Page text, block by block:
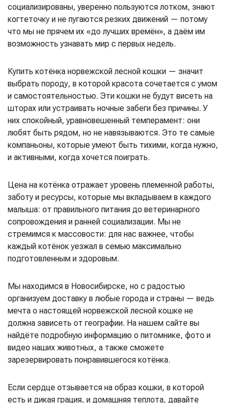
социализированы, уверенно пользуются лотком, знают
когтеточку и не пугаются резких движений — потому
что мы не прячем их «до лучших времён», а даём им
возможность узнавать мир с первых недель.
Купить котёнка норвежской лесной кошки — значит
выбрать породу, в которой красота сочетается с умом
и самостоятельностью. Эти кошки не будут висеть на
шторах или устраивать ночные забеги без причины. У
них спокойный, уравновешенный темперамент: они
любят быть рядом, но не навязываются. Это те самые
компаньоны, которые умеют быть тихими, когда нужно,
и активными, когда хочется поиграть.
Цена на котёнка отражает уровень племенной работы,
заботу и ресурсы, которые мы вкладываем в каждого
малыша: от правильного питания до ветеринарного
сопровождения и ранней социализации. Мы не
стремимся к массовости: для нас важнее, чтобы
каждый котёнок уезжал в семью максимально
подготовленным и здоровым.
Мы находимся в Новосибирске, но с радостью
организуем доставку в любые города и страны — ведь
мечта о настоящей норвежской лесной кошке не
должна зависеть от географии. На нашем сайте вы
найдёте подробную информацию о питомнике, фото и
видео наших животных, а также сможете
зарезервировать понравившегося котёнка.
Если сердце отзывается на образ кошки, в которой
есть и дикая грация, и домашняя теплота, давайте